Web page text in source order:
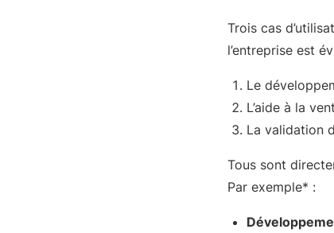
Trois cas
l’entreprise est
Le
L’aide à la
La validation
Tous sont
Par exemple* :